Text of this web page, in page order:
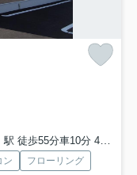
徒歩55分車10分 4.4km
ン
フローリング